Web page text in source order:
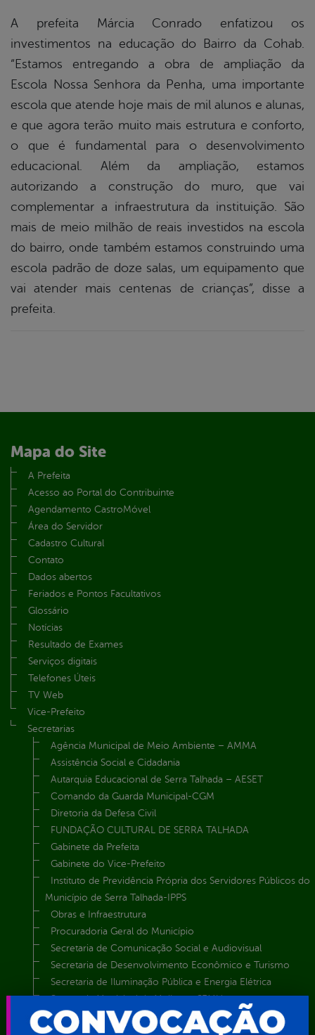
A prefeita Márcia Conrado enfatizou os
investimentos na educação do Bairro da Cohab.
“Estamos entregando a obra de ampliação da
Escola Nossa Senhora da Penha, uma importante
escola que atende hoje mais de mil alunos e alunas,
e que agora terão muito mais estrutura e conforto,
o que é fundamental para o desenvolvimento
educacional. Além da ampliação, estamos
autorizando a construção do muro, que vai
complementar a infraestrutura da instituição. São
mais de meio milhão de reais investidos na escola
do bairro, onde também estamos construindo uma
escola padrão de doze salas, um equipamento que
vai atender mais centenas de crianças”, disse a
prefeita.
Mapa do Site
A Prefeita
Acesso ao Portal do Contribuinte
Agendamento CastroMóvel
Área do Servidor
Cadastro Cultural
Contato
Dados abertos
Feriados e Pontos Facultativos
Glossário
Notícias
Resultado de Exames
Serviços digitais
Telefones Úteis
TV Web
Vice-Prefeito
Secretarias
Agência Municipal de Meio Ambiente – AMMA
Assistência Social e Cidadania
Autarquia Educacional de Serra Talhada – AESET
Comando da Guarda Municipal-CGM
Diretoria da Defesa Civil
FUNDAÇÃO CULTURAL DE SERRA TALHADA
Gabinete da Prefeita
Gabinete do Vice-Prefeito
Instituto de Previdência Própria dos Servidores Públicos do
Município de Serra Talhada-IPPS
Obras e Infraestrutura
Procuradoria Geral do Município
Secretaria de Comunicação Social e Audiovisual
Secretaria de Desenvolvimento Econômico e Turismo
Secretaria de Iluminação Pública e Energia Elétrica
Secretaria Municipal da Mulher – SEMU
Secretaria Municipal de Administração – SAD
Secretaria Municipal de Agricultura e Recursos Hídricos –